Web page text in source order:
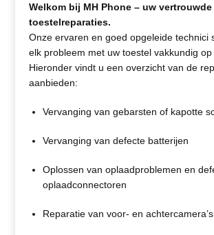
Welkom bij MH Phone – uw
toestelreparaties.
Onze ervaren en goed opgeleide technici
elk probleem met uw toestel vakkundig op
Hieronder vindt u een overzicht van de
aanbieden:
Vervanging van gebarsten of kapotte
Vervanging van defecte batterijen
Oplossen van oplaadproblemen en
oplaadconnectoren
Reparatie van voor- en achtercamera’s